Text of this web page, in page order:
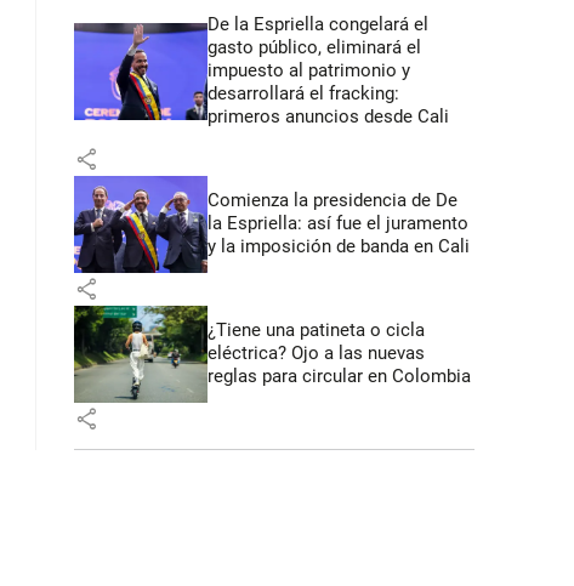
De la Espriella congelará el
gasto público, eliminará el
impuesto al patrimonio y
desarrollará el fracking:
primeros anuncios desde Cali
share
Comienza la presidencia de De
la Espriella: así fue el juramento
y la imposición de banda en Cali
share
¿Tiene una patineta o cicla
eléctrica? Ojo a las nuevas
reglas para circular en Colombia
share